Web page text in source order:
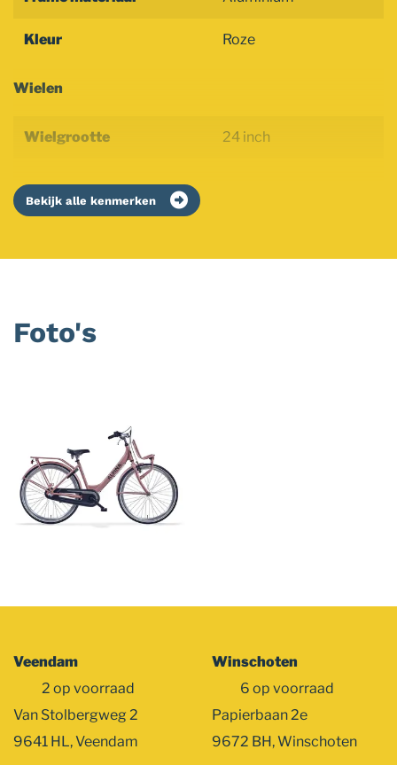
Kleur Roze
Wielen
Wielgrootte 24 inch
Bekijk alle kenmerken
Foto's
Veendam
2 op voorraad
Van Stolbergweg 2
9641 HL, Veendam
Winschoten
6 op voorraad
Papierbaan 2e
9672 BH, Winschoten